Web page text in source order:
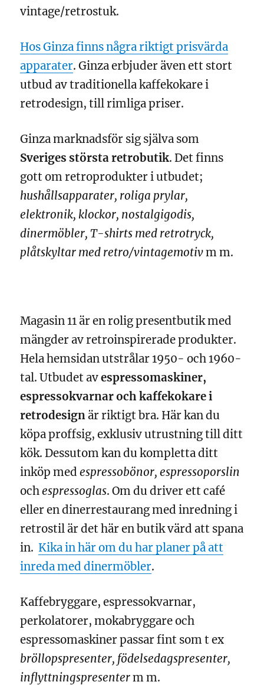
vintage/retrostuk.
Hos Ginza finns några riktigt prisvärda
apparater. Ginza erbjuder även ett stort
utbud av traditionella kaffekokare i
retrodesign, till rimliga priser.
Ginza marknadsför sig själva som
Sveriges största retrobutik. Det finns
gott om retroprodukter i utbudet;
hushållsapparater, roliga prylar,
elektronik, klockor, nostalgigodis,
dinermöbler, T-shirts med retrotryck,
plåtskyltar med retro/vintagemotivm m.
Magasin 11 är en rolig presentbutik med
mängder av retroinspirerade produkter.
Hela hemsidan utstrålar 1950- och 1960-
tal. Utbudet avespressomaskiner,
espressokvarnar och kaffekokare i
retrodesignär riktigt bra. Här kan du
köpa proffsig, exklusiv utrustning till ditt
kök. Dessutom kan du kompletta ditt
inköp medespressobönor, espressoporslin
ochespressoglas. Om du driver ett café
eller en dinerrestaurang med inredning i
retrostil är det här en butik värd att spana
in.Kika in här om du har planer på att
inreda med dinermöbler.
Kaffebryggare, espressokvarnar,
perkolatorer, mokabryggare och
espressomaskiner passar fint som t ex
bröllopspresenter, födelsedagspresenter,
inflyttningspresenterm m.